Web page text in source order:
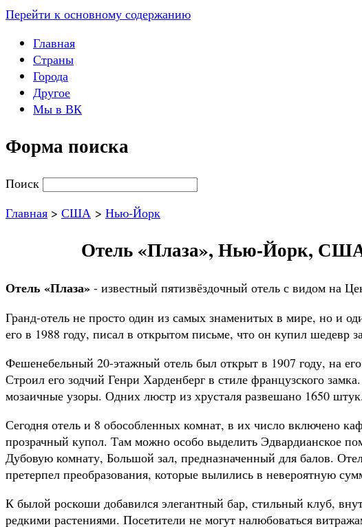
Перейти к основному содержанию
Главная
Страны
Города
Другое
Мы в ВК
Форма поиска
Поиск
Главная > США > Нью-Йорк
Отель «Плаза», Нью-Йорк, США:
Отель «Плаза» - известный пятизвёздочный отель с видом на
Гранд-отель не просто один из самых знаменитых в мире, но и
его в 1988 году, писал в открытом письме, что он купил шедевр
Фешенебельный 20-этажный отель был открыт в 1907 году, на
Строил его зодчий Генри Харденберг в стиле французского
мозаичные узоры. Одних люстр из хрусталя развешано 1650 штук.
Сегодня отель и 8 обособленных комнат, в их число включено
прозрачный купол. Там можно особо выделить Эдвардианское
Дубовую комнату, Большой зал, предназначенный для балов.
претерпел преобразования, которые вылились в невероятную
К былой роскоши добавился элегантный бар, стильный клуб,
редкими растениями. Посетители не могут налюбоваться